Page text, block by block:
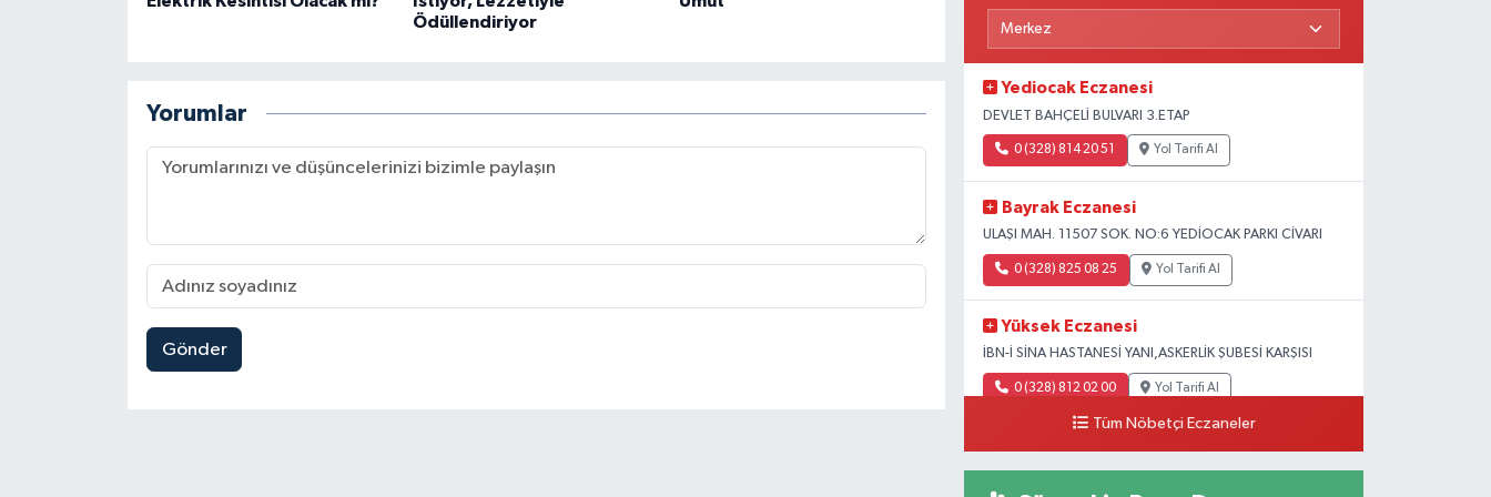
Ödüllendiriyor
Yorumlar
Gönder
Yediocak Eczanesi
DEVLET BAHÇELİ BULVARI 3.ETAP
0 (328) 814 20 51 Yol Tarifi Al
Bayrak Eczanesi
ULAŞI MAH. 11507 SOK. NO:6 YEDİOCAK PARKI CİVARI
0 (328) 825 08 25 Yol Tarifi Al
Yüksek Eczanesi
İBN-İ SİNA HASTANESİ YANI,ASKERLİK ŞUBESİ KARŞISI
0 (328) 812 02 00 Yol Tarifi Al
Tüm Nöbetçi Eczaneler